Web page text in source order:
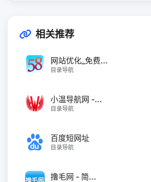
相关推荐
网站优化_免费...
目录导航
小温导航网 -...
目录导航
百度短网址
目录导航
撸毛网 - 简...